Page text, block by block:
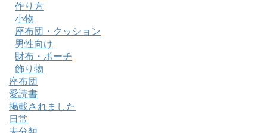
作り方
小物
座布団・クッション
男性向け
財布・ポーチ
飾り物
座布団
愛読書
掲載されました
日常